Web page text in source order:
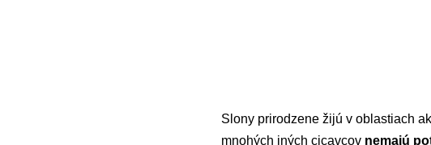
Slony prirodzene žijú v oblastiach
mnohých iných cicavcov nemajú